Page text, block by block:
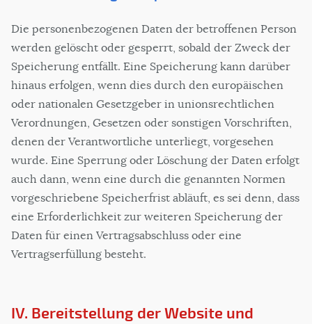
Die personenbezogenen Daten der betroffenen Person
werden gelöscht oder gesperrt, sobald der Zweck der
Speicherung entfällt. Eine Speicherung kann darüber
hinaus erfolgen, wenn dies durch den europäischen
oder nationalen Gesetzgeber in unionsrechtlichen
Verordnungen, Gesetzen oder sonstigen Vorschriften,
denen der Verantwortliche unterliegt, vorgesehen
wurde. Eine Sperrung oder Löschung der Daten erfolgt
auch dann, wenn eine durch die genannten Normen
vorgeschriebene Speicherfrist abläuft, es sei denn, dass
eine Erforderlichkeit zur weiteren Speicherung der
Daten für einen Vertragsabschluss oder eine
Vertragserfüllung besteht.
IV. Bereitstellung der Website und